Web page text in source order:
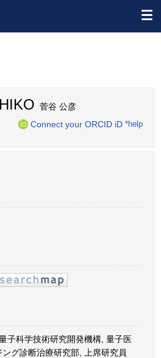
菅谷 公彦
Connect your ORCID iD *help
子科学技術研究開発機構, 量子医
グ診断治療研究部, 上席研究員